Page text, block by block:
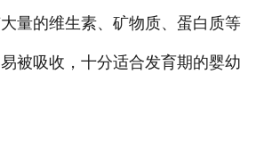
量的维生素、矿物质、蛋白质等
被吸收，十分适合发育期的婴幼